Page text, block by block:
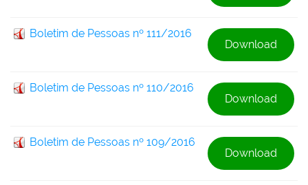
Boletim de Pessoas nº 111/2016
Download
Boletim de Pessoas nº 110/2016
Download
Boletim de Pessoas nº 109/2016
Download